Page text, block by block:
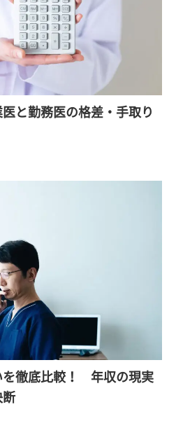
と勤務医の格差・手取り
を徹底比較！ 年収の現実
断